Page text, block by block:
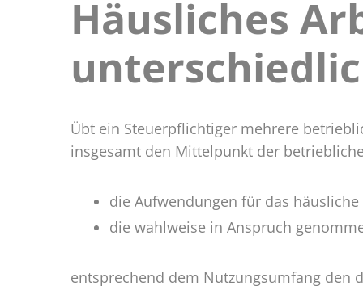
Häusliches
Übt ein Steuerpflichtiger mehrere
insgesamt den Mittelpunkt der
die Aufwendungen für das
die wahlweise in Anspruch
entsprechend dem Nutzungsumfang den